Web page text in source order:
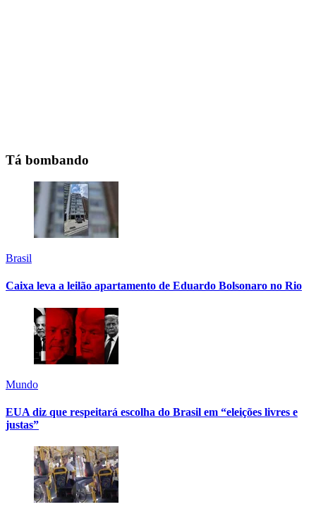
Tá bombando
Brasil
Caixa leva a leilão apartamento de Eduardo Bolsonaro no Rio
Mundo
EUA diz que respeitará escolha do Brasil em “eleições livres e
justas”